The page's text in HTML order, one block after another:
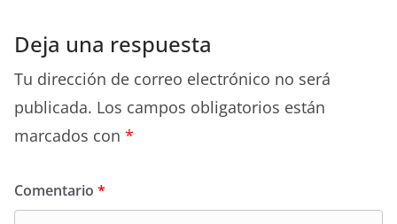
Deja una respuesta
Tu dirección de correo electrónico no será
publicada. Los campos obligatorios están
marcados con *
Comentario *